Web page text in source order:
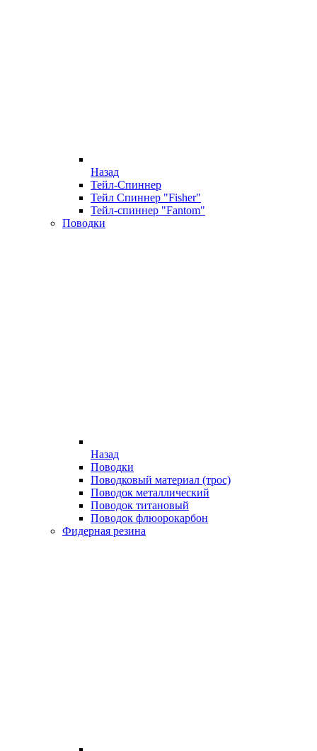
Назад
Тейл-Спиннер
Тейл Спиннер "Fisher"
Тейл-спиннер "Fantom"
Поводки
Назад
Поводки
Поводковый материал (трос)
Поводок металлический
Поводок титановый
Поводок флюорокарбон
Фидерная резина